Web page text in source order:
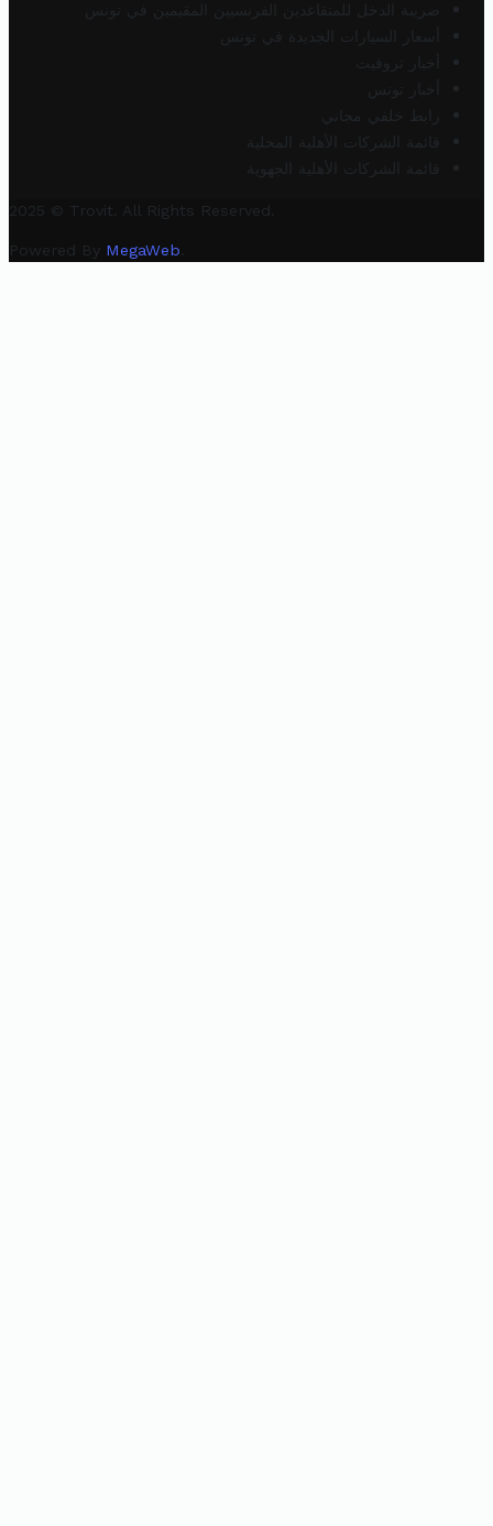
ضريبة الدخل للمتقاعدين الفرنسيين المقيمين في تونس
أسعار السيارات الجديدة في تونس
أخبار تروفيت
أخبار تونس
رابط خلفي مجاني
قائمة الشركات الأهلية المحلية
قائمة الشركات الأهلية الجهوية
2025 © Trovit. All Rights Reserved.
Powered By MegaWeb